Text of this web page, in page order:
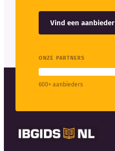
Vind een aanbieder
ONZE PARTNERS
600+ aanbieders